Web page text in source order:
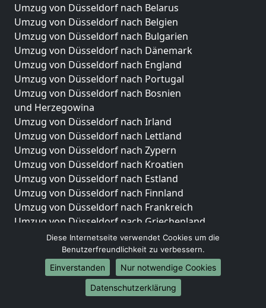
Umzug von Düsseldorf nach Belarus
Umzug von Düsseldorf nach Belgien
Umzug von Düsseldorf nach Bulgarien
Umzug von Düsseldorf nach Dänemark
Umzug von Düsseldorf nach England
Umzug von Düsseldorf nach Portugal
Umzug von Düsseldorf nach Bosnien
und Herzegowina
Umzug von Düsseldorf nach Irland
Umzug von Düsseldorf nach Lettland
Umzug von Düsseldorf nach Zypern
Umzug von Düsseldorf nach Kroatien
Umzug von Düsseldorf nach Estland
Umzug von Düsseldorf nach Finnland
Umzug von Düsseldorf nach Frankreich
Umzug von Düsseldorf nach Griechenland
Umzug von Düsseldorf nach Italien
Umzug von Düsseldorf nach Liechtenstein
Umzug von Düsseldorf nach Luxemburg
Umzug von Düsseldorf nach Niederlande
Umzug von Düsseldorf nach Norwegen
Diese Internetseite verwendet Cookies um die
Benutzerfreundlichkeit zu verbessern.
Einverstanden
Nur notwendige Cookies
Datenschutzerklärung